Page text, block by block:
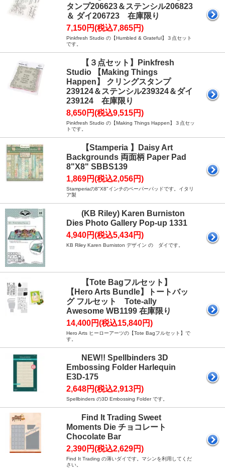
タンプ206623＆ステンシル206823
＆ ダイ206723 在庫限り
7,150円(税込7,865円)
Pinkfresh Studio の【Humbled & Grateful】３点セット
です。
【３点セット】Pinkfresh
Studio 【Making Things
Happen】 クリングスタンプ
239124＆ステンシル239324＆ダイ
239124 在庫限り
8,650円(税込9,515円)
Pinkfresh Studio の【Making Things Happen】３点セッ
トです。
【Stamperia 】Daisy Art
Backgrounds 両面柄 Paper Pad
8"X8" SBBS139
1,869円(税込2,056円)
Stamperiaの8"X8"インチのペーパーパッドです。イタリ
ア製
(KB Riley) Karen Burniston
Dies Photo Gallery Pop-up 1331
4,940円(税込5,434円)
KB Riley Karen Burniston デザイン の ダイです。
【Tote Bagフルセット】
【Hero Arts Bundle】トートバッ
グ フルセット Tote-ally
Awesome WB1199 在庫限り
14,400円(税込15,840円)
Hero Arts ヒーローアーツの【Tote Bagフルセット】で
す。
NEW!! Spellbinders 3D
Embossing Folder Harlequin
E3D-175
2,648円(税込2,913円)
Spellbinders の3D Embossing Folder です。
Find It Trading Sweet
Moments Die チョコレート
Chocolate Bar
2,390円(税込2,629円)
Find It Trading の薄いダイです。マシンを利用してくだ
さい。